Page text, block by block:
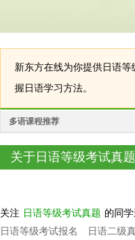
新东方在线为你提供日语
握日语学习方法。
多语课程推荐
关于日语等级考试真
关注 日语等级考试真题 的同
日语等级考试报名
日语二级